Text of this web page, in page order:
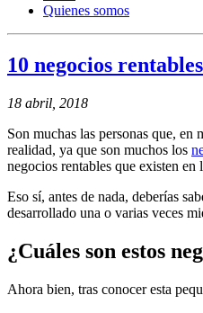
Quienes somos
10 negocios
18 abril, 2018
Son muchas las personas que, en
realidad, ya que son muchos los
negocios rentables que existen en
Eso sí, antes de nada, deberías
desarrollado una o varias veces
¿Cuáles son estos
Ahora bien, tras conocer esta